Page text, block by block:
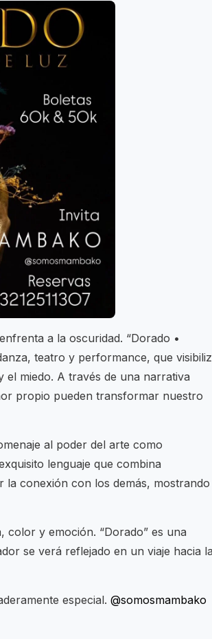
a la oscuridad. “Dorado •
teatro y performance, que
el miedo. A través de una narrativa
propio pueden transformar nuestro
al poder del arte como
lenguaje que combina
la conexión con los demás, mostrando
color y emoción. “Dorado” es una
se verá reflejado en un viaje hacia la
especial. @somosmambako